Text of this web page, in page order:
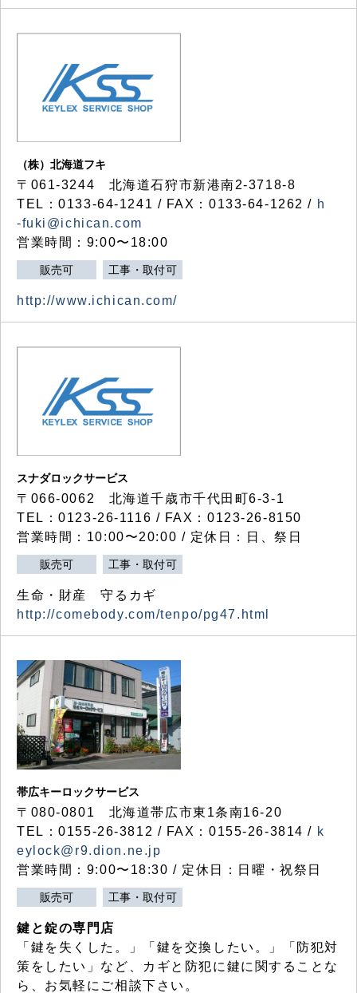
（株）北海道フキ
〒061-3244 北海道石狩市新港南2-3718-8
TEL：0133-64-1241 / FAX：0133-64-1262 / h
-fuki@ichican.com
営業時間：9:00〜18:00
販売可 工事・取付可
http://www.ichican.com/
スナダロックサービス
〒066-0062 北海道千歳市千代田町6-3-1
TEL：0123-26-1116 / FAX：0123-26-8150
営業時間：10:00〜20:00 / 定休日：日、祭日
販売可 工事・取付可
生命・財産 守るカギ
http://comebody.com/tenpo/pg47.html
帯広キーロックサービス
〒080-0801 北海道帯広市東1条南16-20
TEL：0155-26-3812 / FAX：0155-26-3814 / k
eylock@r9.dion.ne.jp
営業時間：9:00〜18:30 / 定休日：日曜・祝祭日
販売可 工事・取付可
鍵と錠の専門店
「鍵を失くした。」「鍵を交換したい。」「防犯対
策をしたい」など、カギと防犯に鍵に関することな
ら、お気軽にご相談下さい。